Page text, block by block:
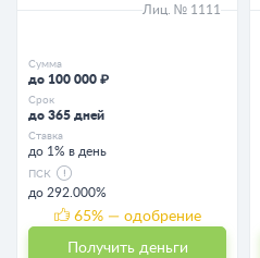
Лиц. № 1111
Сумма
до 100 000 ₽
Срок
до 365 дней
Ставка
до 1% в день
ПСК
до 292.000%
65% — одобрение
Получить деньги